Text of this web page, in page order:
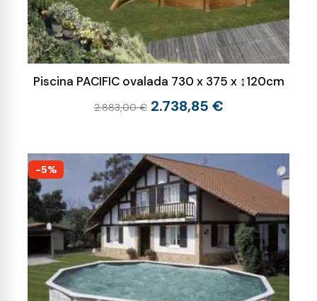
Piscina PACIFIC ovalada 730 x 375 x ↕120cm
2.883,00 € 2.738,85 €
-5%